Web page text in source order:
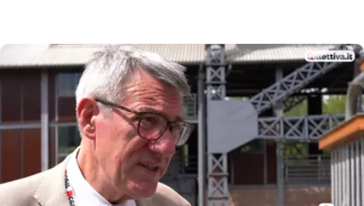
Contatti
Newsletter